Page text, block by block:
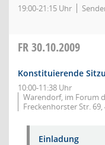
19:00-21:15 Uhr
FR30.10.2009
Konstituierende
10:00-11:38 Uhr
Warendorf, im Forum
Freckenhorster Str.
Einladung